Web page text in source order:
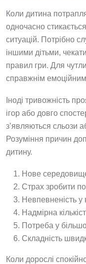
Коли дитина
одночасно
ситуацій. Потрібно
іншими дітьми,
правил гри. Для
справжнім
Іноді тривожність
ігор або довго
з’являються сльози
Розуміння причин
дитину.
Нове
Страх зробити
Невпевненість у
Надмірна
Потреба у
Складність
Коли дорослі